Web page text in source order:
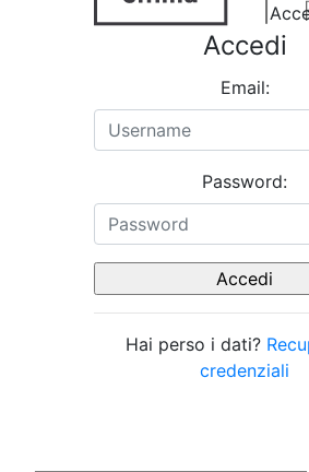
Accedi
Email:
Password:
Hai perso i dati?
credenziali